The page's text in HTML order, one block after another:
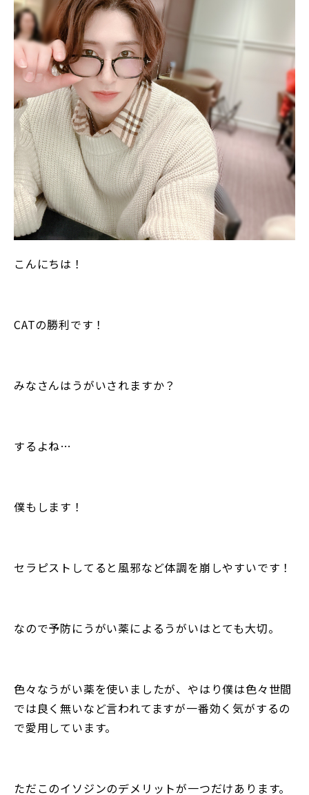
こんにちは！
CATの勝利です！
みなさんはうがいされますか？
するよね…
僕もします！
セラピストしてると風邪など体調を崩しやすいです！
なので予防にうがい薬によるうがいはとても大切。
色々なうがい薬を使いましたが、やはり僕は色々世間
では良く無いなど言われてますが一番効く気がするの
で愛用しています。
ただこのイソジンのデメリットが一つだけあります。